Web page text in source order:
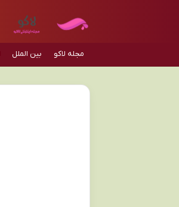
مجله لاکو بین الملل